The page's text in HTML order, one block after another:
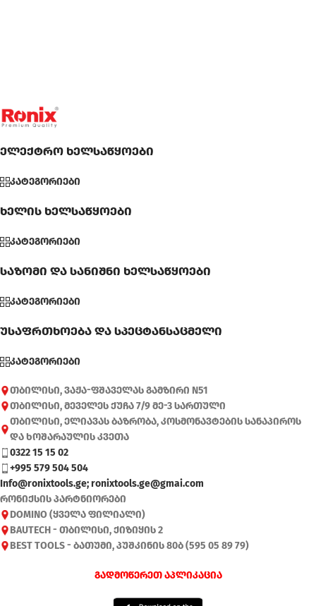
ელექტრო ხელსაწყოები
კატეგორიები
ხელის ხელსაწყოები
კატეგორიები
საზომი და სანიშნი ხელსაწყოები
კატეგორიები
უსაფრთხოება და სპეცტანსაცმელი
კატეგორიები
თბილისი, ვაჟა-ფშაველას გამზირი N51
თბილისი, მეველეს ქუჩა 7/9 მე-3 სართული
თბილისი, ელიავას ბაზრობა, კოსმონავტების სანაპიროს
და ხოშარაულის კვეთა
0322 15 15 02
+995 579 504 504
Info@ronixtools.ge; ronixtools.ge@gmai.com
რონიქსის პარტნიორები
DOMINO (ყველა ფილიალი)
BAUTECH - თბილისი, ქიზიყის 2
BEST TOOLS - ბათუმი, პუშკინის 80ბ (595 05 89 79)
გადმოწერეთ აპლიკაცია